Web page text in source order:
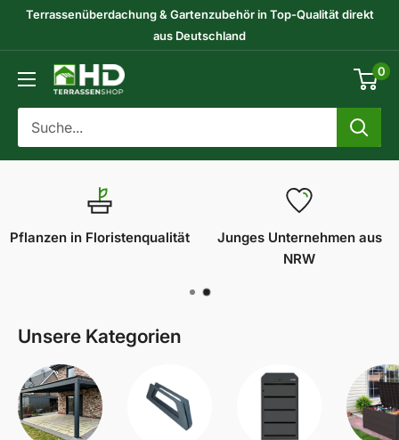
DirektTerrassenüberdachung & Gartenzubehör in Top-Qualität direkt
aus Deutschland
HD-
Terrassenshop
GmbH
0
Pflanzen in Floristenqualität
Junges Unternehmen aus
NRW
Unsere Kategorien